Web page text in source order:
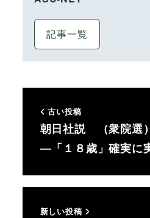
記事一覧
古い投稿
朝日社説 （衆院選
―「１８歳」確実に
新しい投稿